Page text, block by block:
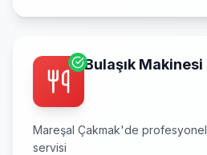
Bulaşık Makinesi
Mareşal Çakmak'de profesyonel
servisi